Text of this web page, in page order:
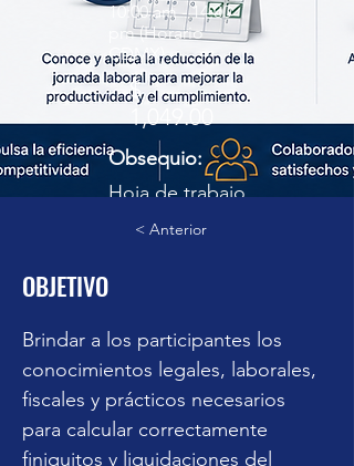
10:00 am - 14:00
pm (Horario
CDMX)
$
1,049.00
Obsequio:
Hoja de trabajo
de cálculo de
Inscripción y pago
< Anterior
OBJETIVO
Brindar a los participantes los
conocimientos legales, laborales,
fiscales y prácticos necesarios
para calcular correctamente
finiquitos y liquidaciones del